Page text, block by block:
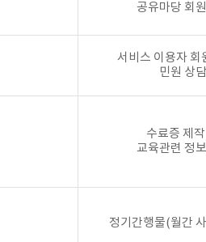
공유마당 회
서비스 이용자 회
민원 상담
수료증 제
교육관련 정
정기간행물(월간